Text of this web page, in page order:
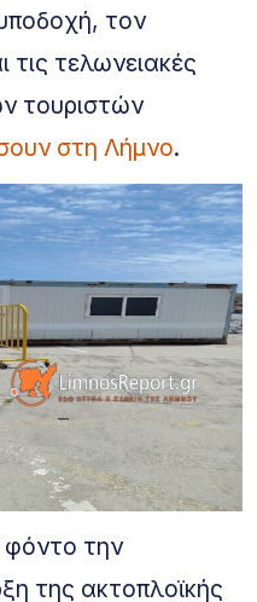
τον
τις τελωνειακές
τουριστών
στη Λήμνο.
φόντο την
της ακτοπλοϊκής